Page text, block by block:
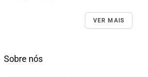
VER MAIS
Sobre nós